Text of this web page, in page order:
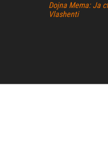
Dojna Mema: Ja
Vlashenti